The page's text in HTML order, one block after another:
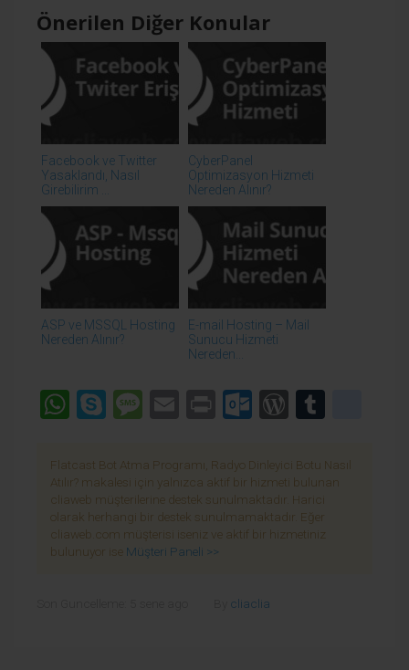
Önerilen Diğer Konular
Facebook ve Twitter
Yasaklandı, Nasıl
Girebilirim ...
CyberPanel
Optimizasyon Hizmeti
Nereden Alınır?
ASP ve MSSQL Hosting
Nereden Alınır?
E-mail Hosting – Mail
Sunucu Hizmeti
Nereden...
WhatsApp
SkypeMessage
EmailPrint
Flatcast Bot Atma Programı, Radyo Dinleyici Botu Nasıl
Atılır? makalesi için yalnızca aktif bir hizmeti bulunan
cliaweb müşterilerine destek sunulmaktadır. Harici
olarak herhangi bir destek sunulmamaktadır. Eğer
cliaweb.com müşterisi iseniz ve aktif bir hizmetiniz
bulunuyor ise Müşteri Paneli >>
cliaclia